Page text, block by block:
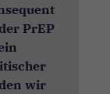
PrEP
wir